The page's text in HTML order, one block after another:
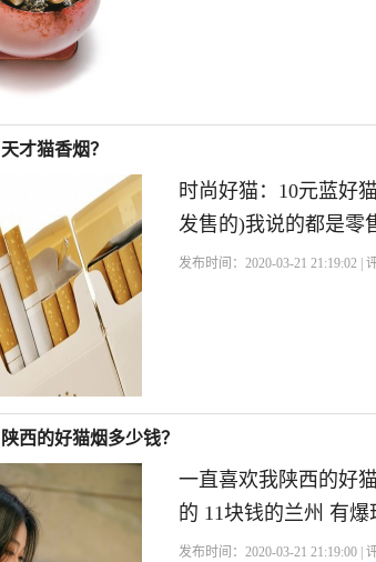
天才猫香烟？
时尚好猫：10元蓝好
发售的)我说的都是零
发布时间：2020-03-21 21:19:02 |
陕西的好猫烟多少钱？
一直喜欢我陕西的好
的 11块钱的兰州 有
发布时间：2020-03-21 21:19:00 |